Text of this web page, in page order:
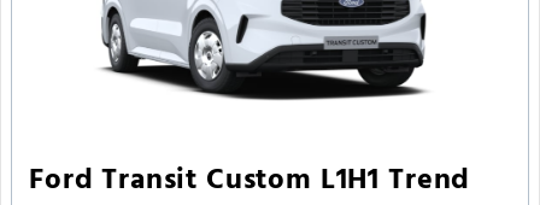
Ford Transit Custom L1H1 Trend